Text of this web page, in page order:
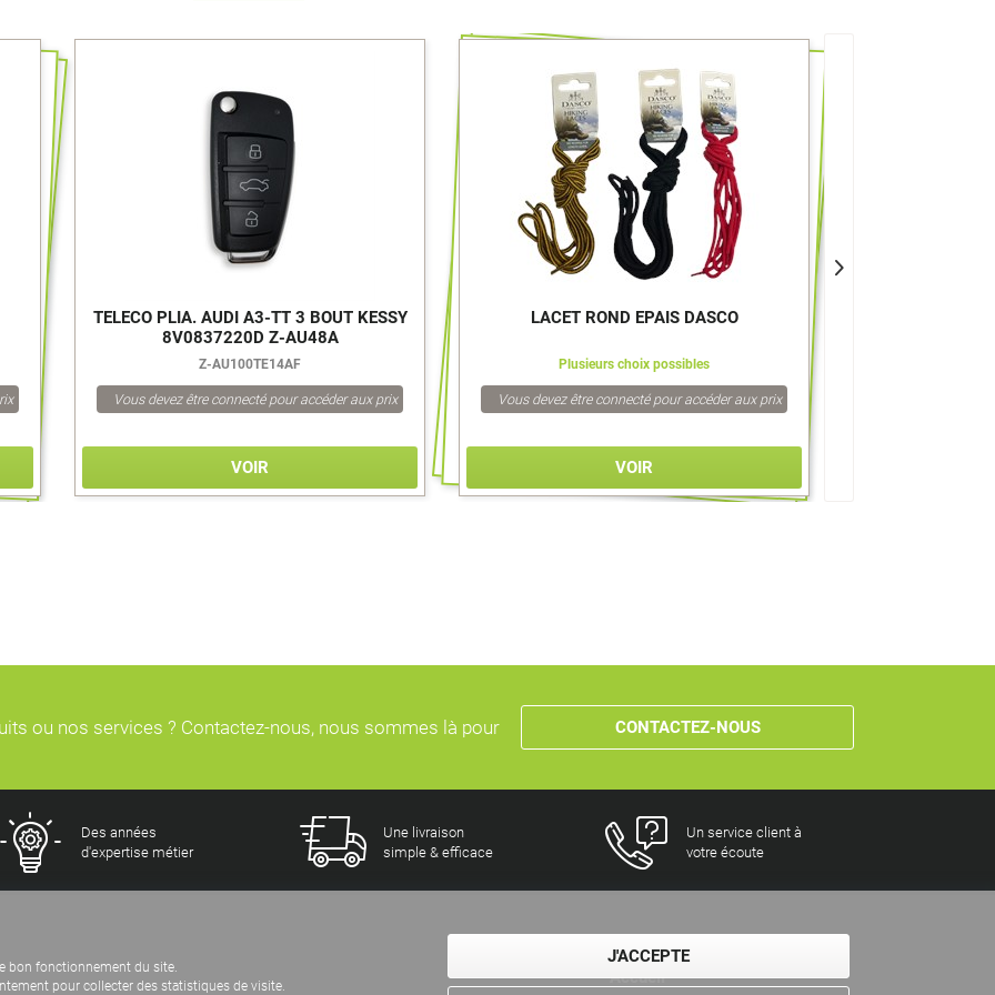
TELECO PLIA. AUDI A3-TT 3 BOUT KESSY
8V0837220D Z-AU48A
Z-AU100TE14AF
Vous devez être connecté pour accéder aux prix
VOIR
LACET ROND EPAIS DASCO
Plusieurs choix possibles
Vous devez être connecté pour accéder aux prix
VOIR
ou nos services ? Contactez-nous, nous sommes là pour
CONTACTEZ-NOUS
Des années
d'expertise métier
Une livraison
simple & efficace
Un service client à
votre écoute
Accueil
bon fonctionnement du site.
pour collecter des statistiques de visite.
J'ACCEPTE